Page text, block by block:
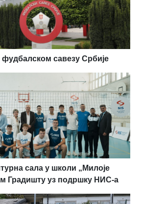
савезу Србије
сала у школи „Милоје
Градишту уз подршку НИС-а